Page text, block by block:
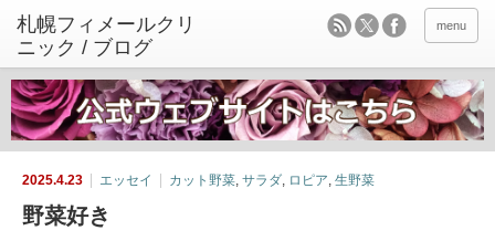
menu
2025.4.23 エッセイ カット野菜, サラダ, ロピア, 生野菜
野菜好き